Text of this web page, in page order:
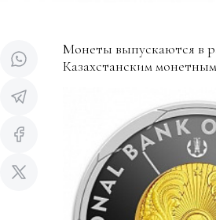
Монеты выпускаются в
Казахстанским